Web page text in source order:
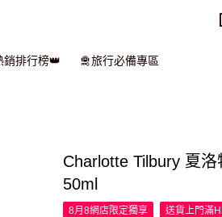
銷排行榜👑 🛅旅行必備專區
Charlotte Tilbury 夏
50ml
8月8網店限定獨享 送貨上門滿